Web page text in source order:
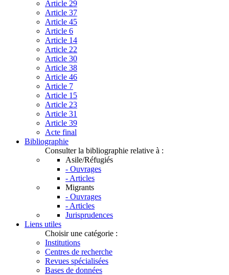
Article 29
Article 37
Article 45
Article 6
Article 14
Article 22
Article 30
Article 38
Article 46
Article 7
Article 15
Article 23
Article 31
Article 39
Acte final
Bibliographie
Consulter la bibliographie relative à :
Asile/Réfugiés
- Ouvrages
- Articles
Migrants
- Ouvrages
- Articles
Jurisprudences
Liens utiles
Choisir une catégorie :
Institutions
Centres de recherche
Revues spécialisées
Bases de données